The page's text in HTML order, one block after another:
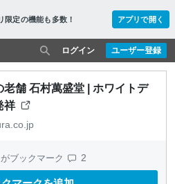
限定の機能も多数！ アプリで開く
ユーザー登録
ログイン
舗 石村萬盛堂 | ホワイトデ
祥
がブックマーク 2